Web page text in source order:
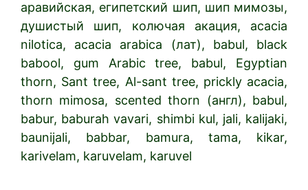
аравийская, египетский шип, шип мимозы,
душистый шип, колючая акация, acacia
nilotica, acacia arabica (лат), babul, black
babool, gum Arabic tree, babul, Egyptian
thorn, Sant tree, Al-sant tree, prickly acacia,
thorn mimosa, scented thorn (англ), babul,
babur, baburah vavari, shimbi kul, jali, kalijaki,
baunijali, babbar, bamura, tama, kikar,
karivelam, karuvelam, karuvel